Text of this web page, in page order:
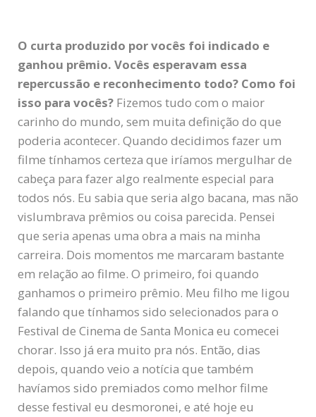
O curta produzido por vocês foi indicado e
ganhou prêmio. Vocês esperavam essa
repercussão e reconhecimento todo? Como foi
isso para vocês? Fizemos tudo com o maior
carinho do mundo, sem muita definição do que
poderia acontecer. Quando decidimos fazer um
filme tínhamos certeza que iríamos mergulhar de
cabeça para fazer algo realmente especial para
todos nós. Eu sabia que seria algo bacana, mas não
vislumbrava prêmios ou coisa parecida. Pensei
que seria apenas uma obra a mais na minha
carreira. Dois momentos me marcaram bastante
em relação ao filme. O primeiro, foi quando
ganhamos o primeiro prêmio. Meu filho me ligou
falando que tínhamos sido selecionados para o
Festival de Cinema de Santa Monica eu comecei
chorar. Isso já era muito pra nós. Então, dias
depois, quando veio a notícia que também
havíamos sido premiados como melhor filme
desse festival eu desmoronei, e até hoje eu